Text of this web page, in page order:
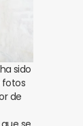
sido
fotos
de